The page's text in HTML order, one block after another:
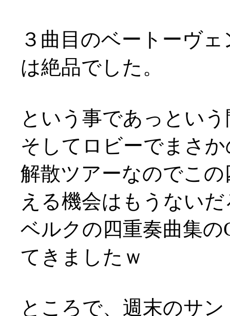
３曲目のベートーヴ
は絶品でした。
という事であっとい
そしてロビーでまさ
解散ツアーなのでこ
える機会はもうない
ベルクの四重奏曲集
てきましたｗ
ところで、週末のサ